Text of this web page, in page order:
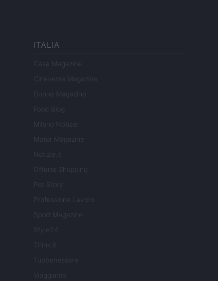
ITALIA
Casa Magazine
Cineverse Magazine
Donne Magazine
Food Blog
Milano Notizie
Motor Magazine
Notizie.it
Offerte Shopping
Pet Story
Professione Lavoro
Sport Magazine
Style24
Think.it
Tuobenessere
Viaggiamo